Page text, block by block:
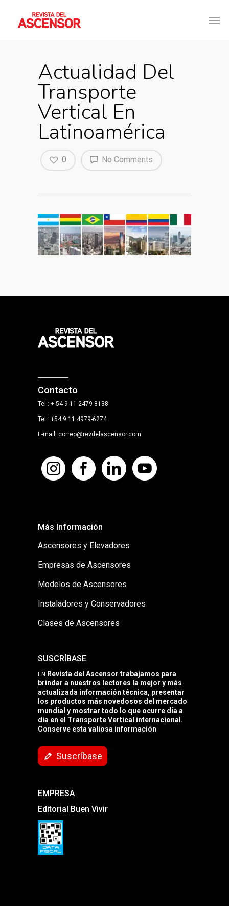
Actualidad Del
Transporte
Vertical En
Latinoamérica
No Comments
0
Contacto
Tel.: + 54-9-11 2479-8138
Tel.: +54 9 11 4979-6274
E-mail: correo@revdelascensor.com
Más Información
Ascensores y Elevadores
Empresas de Ascensores
Modelos de Ascensores
Instaladores y Conservadores
Clases de Ascensores
SUSCRÍBASE
EN Revista del Ascensor trabajamos para
brindar a nuestros lectores la mejor y más
actualizada información técnica, presentar
los productos más novedosos del mercado
mundial y mostrar todo lo que ocurre día a
día en el Transporte Vertical internacional.
Conserve esta valiosa información
Suscríbase
EMPRESA
Editorial Buen Vivir